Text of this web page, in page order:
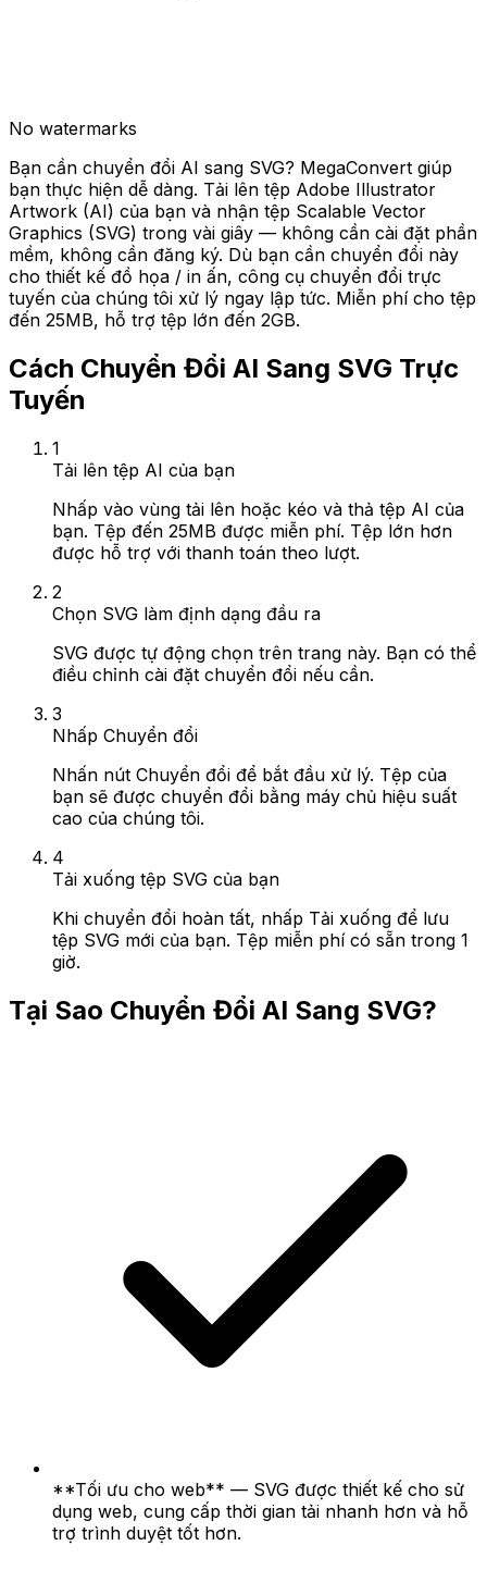
No watermarks
Bạn cần chuyển đổi AI sang SVG? MegaConvert giúp
bạn thực hiện dễ dàng. Tải lên tệp Adobe Illustrator
Artwork (AI) của bạn và nhận tệp Scalable Vector
Graphics (SVG) trong vài giây — không cần cài đặt phần
mềm, không cần đăng ký. Dù bạn cần chuyển đổi này
cho thiết kế đồ họa / in ấn, công cụ chuyển đổi trực
tuyến của chúng tôi xử lý ngay lập tức. Miễn phí cho tệp
đến 25MB, hỗ trợ tệp lớn đến 2GB.
Cách Chuyển Đổi AI Sang SVG Trực
Tuyến
1
Tải lên tệp AI của bạn
Nhấp vào vùng tải lên hoặc kéo và thả tệp AI của
bạn. Tệp đến 25MB được miễn phí. Tệp lớn hơn
được hỗ trợ với thanh toán theo lượt.
2
Chọn SVG làm định dạng đầu ra
SVG được tự động chọn trên trang này. Bạn có thể
điều chỉnh cài đặt chuyển đổi nếu cần.
3
Nhấp Chuyển đổi
Nhấn nút Chuyển đổi để bắt đầu xử lý. Tệp của
bạn sẽ được chuyển đổi bằng máy chủ hiệu suất
cao của chúng tôi.
4
Tải xuống tệp SVG của bạn
Khi chuyển đổi hoàn tất, nhấp Tải xuống để lưu
tệp SVG mới của bạn. Tệp miễn phí có sẵn trong 1
giờ.
Tại Sao Chuyển Đổi AI Sang SVG?
**Tối ưu cho web** — SVG được thiết kế cho sử
dụng web, cung cấp thời gian tải nhanh hơn và hỗ
trợ trình duyệt tốt hơn.